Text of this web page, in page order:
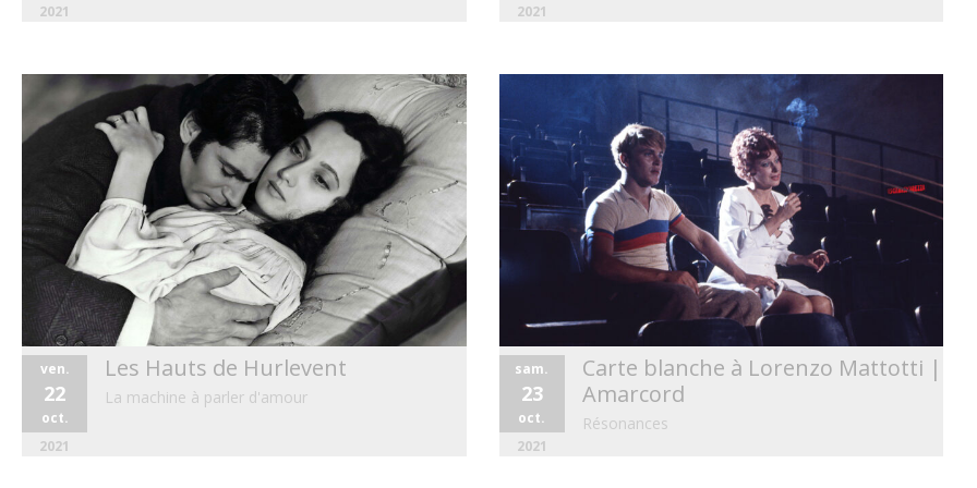
2021
2021
ven.
22
oct.
2021
Les Hauts de Hurlevent
La machine à parler d'amour
sam.
23
oct.
2021
Carte blanche à Lorenzo Mattotti |
Amarcord
Résonances